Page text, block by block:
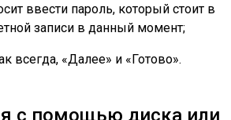
ввести пароль, который стоит в
записи в данный момент;
всегда, «Далее» и «Готово».
с помощью диска или